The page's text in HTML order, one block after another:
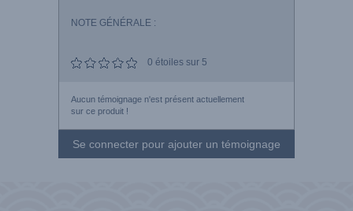
NOTE GÉNÉRALE :
0 étoiles sur 5
Aucun témoignage n'est présent actuellement
sur ce produit !
Se connecter pour ajouter un témoignage